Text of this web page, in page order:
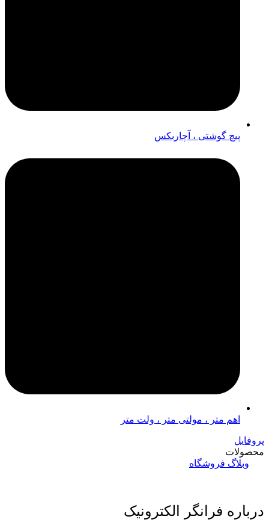
پیچ گوشتی ، آچاربکس
اهم متر ، مولتی متر ، ولت متر
پروفایل
محصولات
وبلاگ فروشگاه
درباره فرانگر الکترونیک